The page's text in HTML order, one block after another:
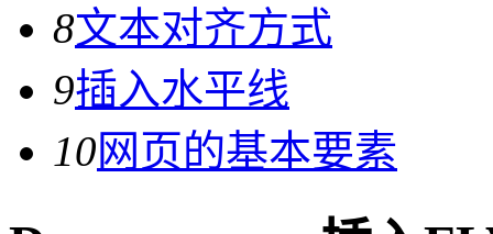
8文本对齐方式
9插入水平线
10网页的基本要素